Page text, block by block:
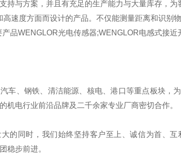
持与方案，并且有充足的生产能力与大量库存，
高速度方面而设计的产品。不仅能测量距离和识别
品WENGLOR光电传感器;WENGLOR电感式接
车、钢铁、清洁能源、核电、港口等重点板块，
机电行业前沿品牌及二千余家专业厂商密切合作。
的同时，我们始终坚持客户至上、诚信为首、
稳步前进。